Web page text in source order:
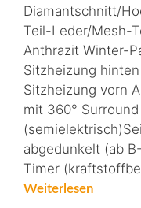
Diamantschnitt/
Teil-Leder/Mesh-
Anthrazit Winter-
Sitzheizung
Sitzheizung vorn
mit 360°
abgedunkelt (ab
Timer
Weiterlesen